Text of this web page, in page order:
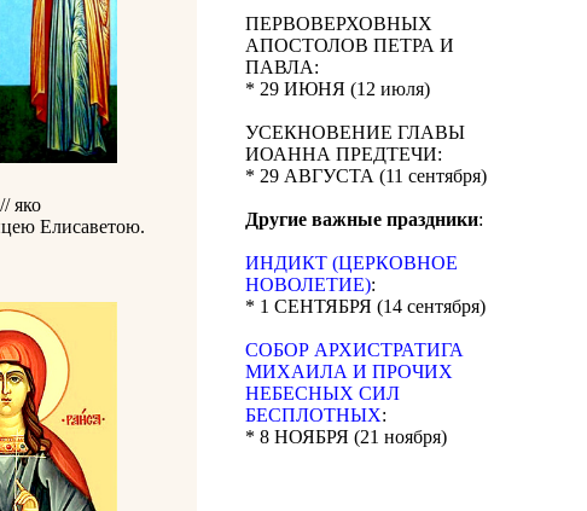
яко
Елисаветою.
ПЕРВОВЕРХОВНЫХ
АПОСТОЛОВ ПЕТРА И
ПАВЛА:
* 29 ИЮНЯ (12 июля)
УСЕКНОВЕНИЕ ГЛАВЫ
ИОАННА ПРЕДТЕЧИ:
* 29 АВГУСТА (11 сентября)
Другие важные праздники:
ИНДИКТ (ЦЕРКОВНОЕ
НОВОЛЕТИЕ):
* 1 СЕНТЯБРЯ (14 сентября)
CОБОР АРХИСТРАТИГА
МИХАИЛА И ПРОЧИХ
НЕБЕСНЫХ СИЛ
БЕСПЛОТНЫХ:
* 8 НОЯБРЯ (21 ноября)